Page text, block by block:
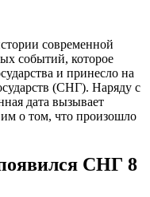
современной
событий, которое
и принесло на
(СНГ). Наряду с
дата вызывает
о том, что произошло
СНГ 8